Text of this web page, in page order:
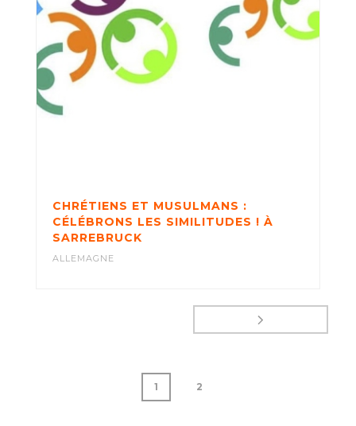
CHRÉTIENS ET MUSULMANS :
CÉLÉBRONS LES SIMILITUDES ! À
SARREBRUCK
ALLEMAGNE
1 2